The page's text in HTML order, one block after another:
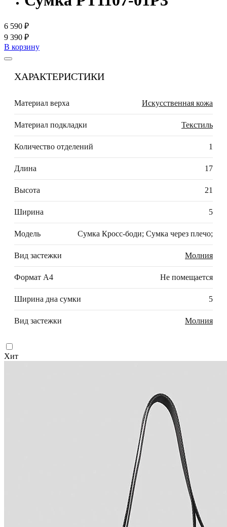
6 590 ₽
9 390 ₽
В корзину
ХАРАКТЕРИСТИКИ
Материал верха Искусственная кожа
Материал подкладки Текстиль
Количество отделений 1
Длина 17
Высота 21
Ширина 5
Модель Сумка Кросс-боди; Сумка через плечо;
Вид застежки Молния
Формат А4 Не помещается
Ширина дна сумки 5
Вид застежки Молния
Хит